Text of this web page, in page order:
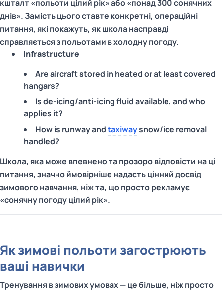
кшталт «польоти цілий рік» або «понад 300 сонячних
днів». Замість цього ставте конкретні, операційні
питання, які покажуть, як школа насправді
справляється з польотами в холодну погоду.
Infrastructure
Are aircraft stored in heated or at least covered
hangars?
Is de-icing/anti-icing fluid available, and who
applies it?
How is runway andtaxiwaysnow/ice removal
handled?
Школа, яка може впевнено та прозоро відповісти на ці
питання, значно ймовірніше надасть цінний досвід
зимового навчання, ніж та, що просто рекламує
«сонячну погоду цілий рік».
Як зимові польоти загострюють
ваші навички
Тренування в зимових умовах — це більше, ніж просто